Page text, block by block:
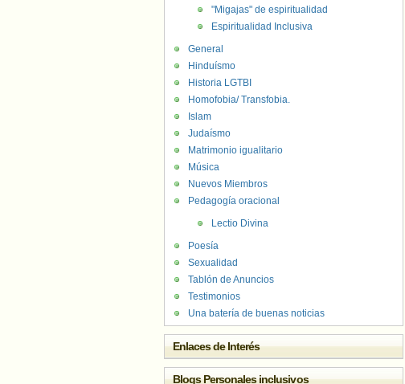
"Migajas" de espiritualidad
Espiritualidad Inclusiva
General
Hinduísmo
Historia LGTBI
Homofobia/ Transfobia.
Islam
Judaísmo
Matrimonio igualitario
Música
Nuevos Miembros
Pedagogía oracional
Lectio Divina
Poesía
Sexualidad
Tablón de Anuncios
Testimonios
Una batería de buenas noticias
Enlaces de Interés
Blogs Personales inclusivos